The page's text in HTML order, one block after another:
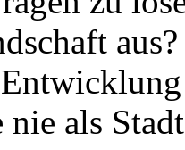
als